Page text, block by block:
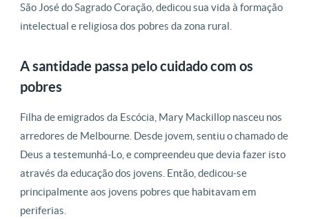
São José do Sagrado Coração, dedicou sua vida à formação
intelectual e religiosa dos pobres da zona rural.
A santidade passa pelo cuidado com os
pobres
Filha de emigrados da Escócia, Mary Mackillop nasceu nos
arredores de Melbourne. Desde jovem, sentiu o chamado de
Deus a testemunhá-Lo, e compreendeu que devia fazer isto
através da educação dos jovens. Então, dedicou-se
principalmente aos jovens pobres que habitavam em
periferias.